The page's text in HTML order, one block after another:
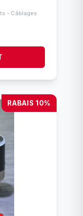
- Câblages
RABAIS 10%